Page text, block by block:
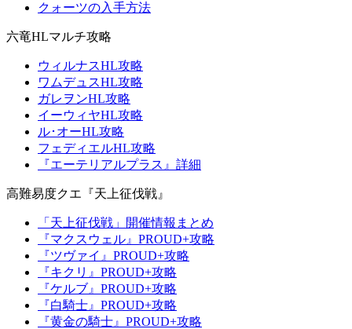
クォーツの入手方法
六竜HLマルチ攻略
ウィルナスHL攻略
ワムデュスHL攻略
ガレヲンHL攻略
イーウィヤHL攻略
ル･オーHL攻略
フェディエルHL攻略
『エーテリアルプラス』詳細
高難易度クエ『天上征伐戦』
「天上征伐戦」開催情報まとめ
『マクスウェル』PROUD+攻略
『ツヴァイ』PROUD+攻略
『キクリ』PROUD+攻略
『ケルブ』PROUD+攻略
『白騎士』PROUD+攻略
『黄金の騎士』PROUD+攻略